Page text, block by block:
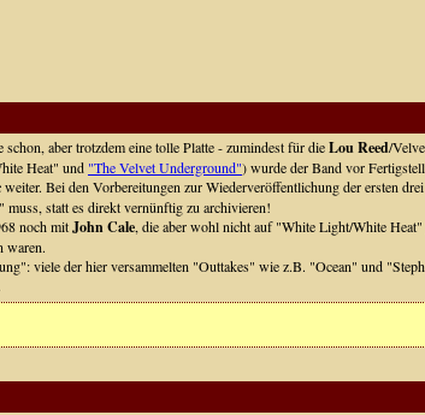
aber trotzdem eine tolle Platte - zumindest für dieLou Reed/
Heat" und "The Velvet Underground") wurde der Band vor
weiter. Bei den Vorbereitungen zur Wiederveröffentlichung der ersten
statt es direkt vernünftig zu archivieren!
noch mitJohn Cale, die aber wohl nicht auf "White Light/White
waren.
viele der hier versammelten "Outtakes" wie z.B. "Ocean" und